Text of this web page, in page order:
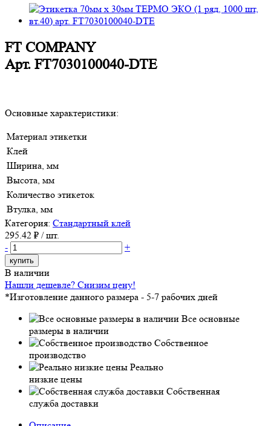
FT COMPANY
Арт. FT7030100040-DTE
Основные характеристики:
Материал этикетки
Клей
Ширина, мм
Высота, мм
Количество этикеток
Втулка, мм
Категория: Стандартный клей
295.42 ₽ / шт.
-
+
купить
В наличии
Нашли дешевле? Снизим цену!
*Изготовление данного размера - 5-7 рабочих дней
Все основные
размеры в наличии
Собственное
производство
Реально
низкие цены
Собственная
служба доставки